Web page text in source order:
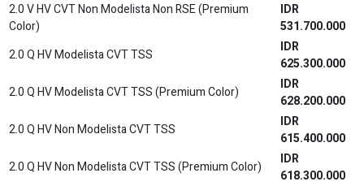
2.0 V HV CVT Non Modelista Non RSE (Premium
Color)
IDR
531.700.000
2.0 Q HV Modelista CVT TSS
IDR
625.300.000
2.0 Q HV Modelista CVT TSS (Premium Color)
IDR
628.200.000
2.0 Q HV Non Modelista CVT TSS
IDR
615.400.000
2.0 Q HV Non Modelista CVT TSS (Premium Color)
IDR
618.300.000